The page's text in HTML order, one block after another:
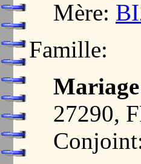
Mère:
Famille:
27290,